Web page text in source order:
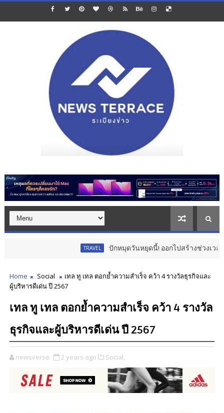
ปักหมุดวันหยุดนี้! ออกไปสร้างช่วงเวลาพิเศ
Home Social
เทล ทู เทล ตอกย้ำความสำเร็จ คว้า 4 รางวัลธุรกิจและ
ผู้บริหารดีเด่น ปี 2567
เทล ทู เทล ตอกย้ำความสำเร็จ คว้า 4 รางวัล
ธุรกิจและผู้บริหารดีเด่น ปี 2567
newsverse 2 years ago Social,